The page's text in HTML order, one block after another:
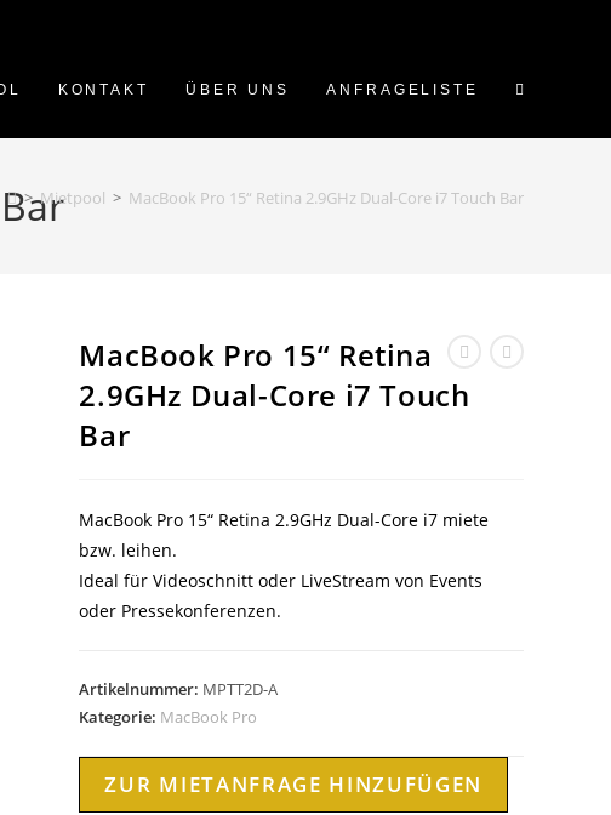
KONTAKT ÜBER UNS ANFRAGELISTE WEBSITE-
> Mietpool > MacBook Pro 15“ Retina 2.9GHz Dual-Core i7 Touch Bar
MacBook Pro 15“ Retina
2.9GHz Dual-Core i7 Touch
Bar
MacBook Pro 15“ Retina 2.9GHz Dual-Core i7 miete
bzw. leihen.
Ideal für Videoschnitt oder LiveStream von Events
oder Pressekonferenzen.
Artikelnummer: MPTT2D-A
Kategorie: MacBook Pro
ZUR MIETANFRAGE HINZUFÜGEN